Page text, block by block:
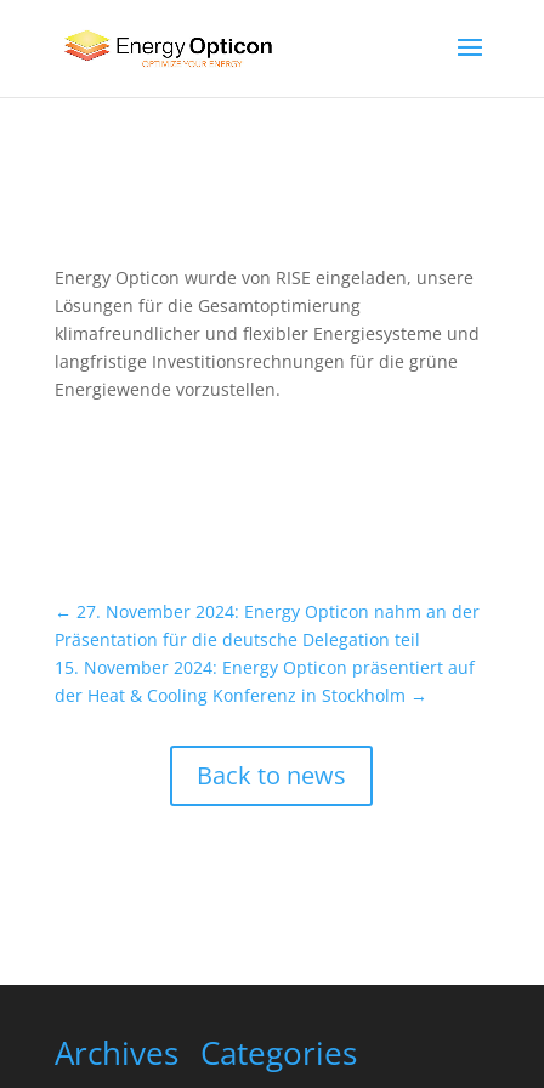
Energy Opticon wurde von RISE eingeladen, unsere
Lösungen für die Gesamtoptimierung
klimafreundlicher und flexibler Energiesysteme und
langfristige Investitionsrechnungen für die grüne
Energiewende vorzustellen.
← 27. November 2024: Energy Opticon nahm an der
Präsentation für die deutsche Delegation teil
15. November 2024: Energy Opticon präsentiert auf
der Heat & Cooling Konferenz in Stockholm →
Back to news
Archives Categories